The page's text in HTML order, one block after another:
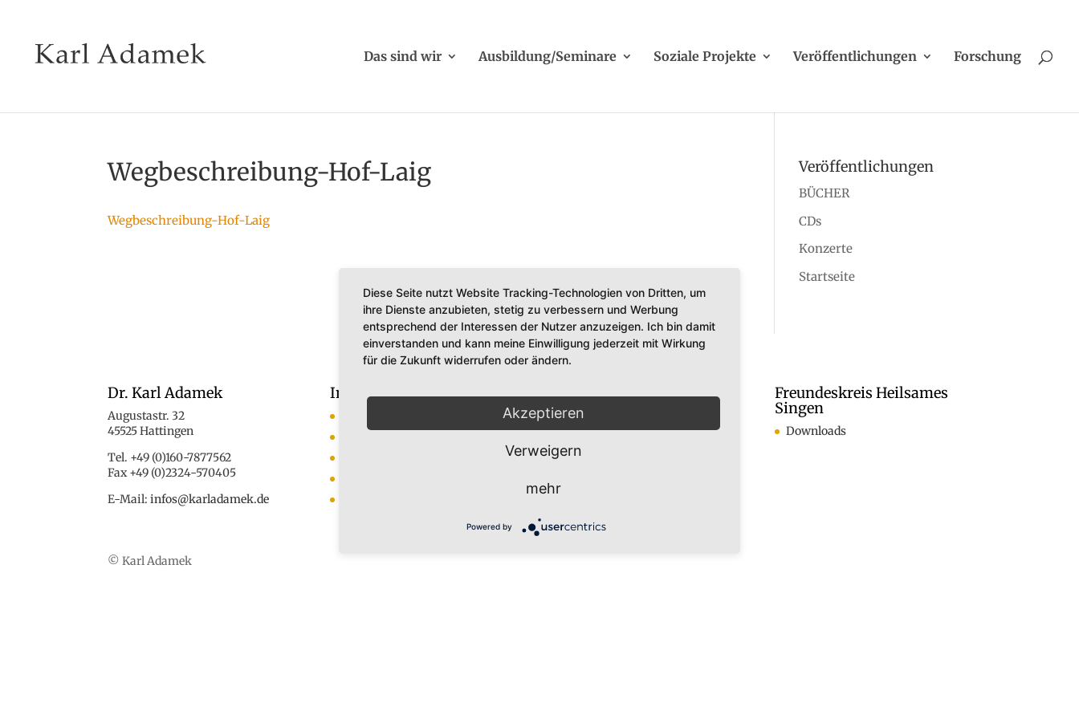
Das sind wir Ausbildung/Seminare Soziale Projekte Veröffentlichungen Forschung
Wegbeschreibung-Hof-Laig
Wegbeschreibung-Hof-Laig
Veröffentlichungen
BÜCHER
CDs
Konzerte
Startseite
Dr. Karl Adamek
Augustastr. 32
45525 Hattingen
Tel. +49 (0)160-7877562
Fax +49 (0)2324-570405
E-Mail:infos@karladamek.de
Infos Rechtliches
Impressum
AGB
Freundeskreis Heilsames
Singen
Downloads
© Karl Adamek
Diese Seite nutzt Website Tracking-Technologien von Dritten, um
ihre Dienste anzubieten, stetig zu verbessern und Werbung
entsprechend der Interessen der Nutzer anzuzeigen. Ich bin damit
einverstanden und kann meine Einwilligung jederzeit mit Wirkung
für die Zukunft widerrufen oder ändern.
Akzeptieren
Verweigern
mehr
Powered by